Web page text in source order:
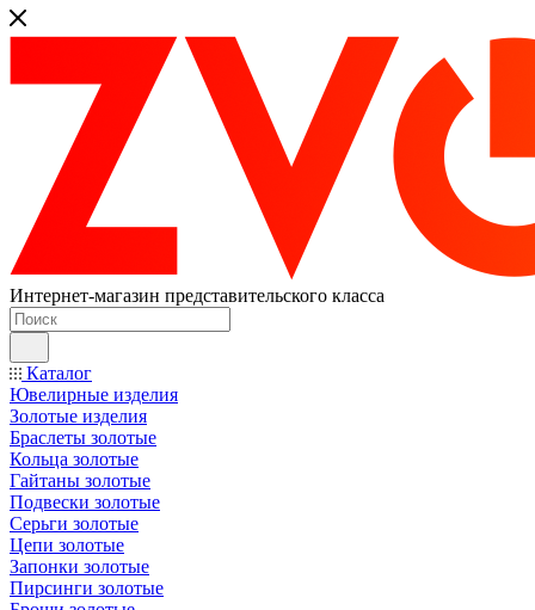
Интернет-магазин представительского класса
Каталог
Ювелирные изделия
Золотые изделия
Браслеты золотые
Кольца золотые
Гайтаны золотые
Подвески золотые
Серьги золотые
Цепи золотые
Запонки золотые
Пирсинги золотые